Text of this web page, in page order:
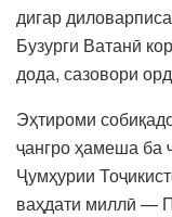
дигар
Бузурги Ватанӣ
дода, сазовори
Эҳтироми
ҷангро ҳамеша ба
Ҷумҳурии
ваҳдати миллӣ —